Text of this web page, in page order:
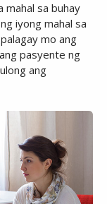
mahal sa buhay
iyong mahal sa
mo ang
pasyente ng
ang